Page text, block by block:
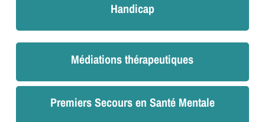
Handicap
Médiations thérapeutiques
Premiers Secours en Santé Mentale